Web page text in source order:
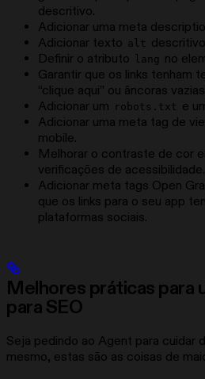
descritivo.
Adicionar uma meta
Adicionar texto alt
Definir o atributo
lang no
Garantir que os links tenham
“clique aqui” ou âncoras
Adicionar um
robots.txt e
Adicionar uma meta tag de
mobile.
Melhorar o contraste de cor
verificações de acessibilidade.
Adicionar meta tags Open
que os links para o seu app
plataformas sociais.
Melhores práticas para
para SEO
Seja pedindo ao Agent para cuidar
mesmo, estas são as coisas de